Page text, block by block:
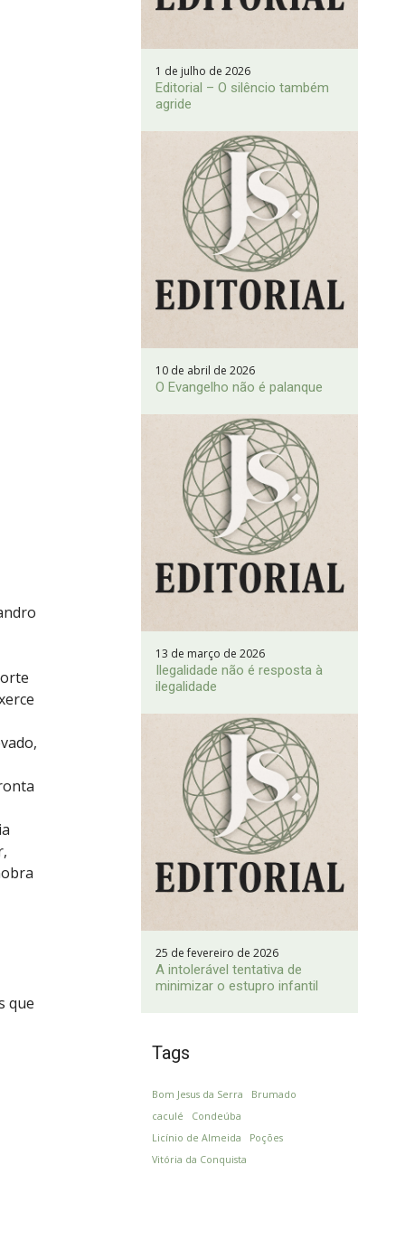
que
1 de julho de 2026
Editorial – O silêncio também
agride
10 de abril de 2026
O Evangelho não é palanque
13 de março de 2026
Ilegalidade não é resposta à
ilegalidade
25 de fevereiro de 2026
A intolerável tentativa de
minimizar o estupro infantil
Tags
Bom Jesus da Serra
Brumado
caculé
Condeúba
Licínio de Almeida
Poções
Vitória da Conquista